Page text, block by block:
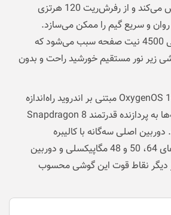
Vision و +HDR10 پخش می‌کند و از رفرش‌ریت 120 هرتزی
و سریع گیم را ممکن می‌سازد.
همچنین حداکثر روشنایی 4500 نیت صفحه سبب می‌شود که
زیر نور مستقیم خورشید راحت و بدون
این گوشی روی پوسته OxygenOS 14 مبتنی بر اندروید راه‌اندازه
شده و برای اجرای برنامه‌ها به پردازنده قدرتمند Snapdragon 8
دوربین اصلی سه‌گانه با کالیبره
Hasselblad شامل لنزهای 64، 50 و 48 مگاپیکسلی و دوربین
از دیگر نقاط قوت این گوشی محسوب